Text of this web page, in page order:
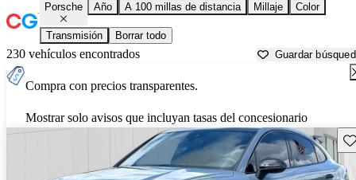
Porsche Año A 100 millas de distancia Millaje Color
Transmisión Borrar todo
230 vehículos encontrados Guardar
Compra con precios transparentes.
Mostrar solo avisos que incluyan tasas del concesionario